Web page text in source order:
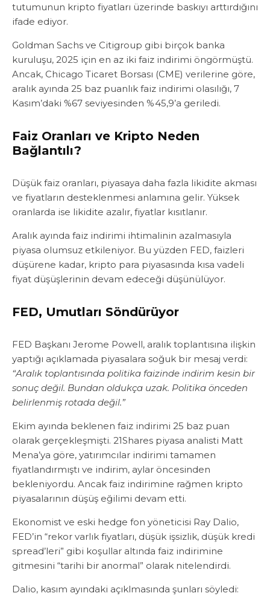
tutumunun kripto fiyatları üzerinde baskıyı arttırdığını
ifade ediyor.
Goldman Sachs ve Citigroup gibi birçok banka
kuruluşu, 2025 için en az iki faiz indirimi öngörmüştü.
Ancak, Chicago Ticaret Borsası (CME) verilerine göre,
aralık ayında 25 baz puanlık faiz indirimi olasılığı, 7
Kasım’daki %67 seviyesinden %45,9’a geriledi.
Faiz Oranları ve Kripto Neden
Bağlantılı?
Düşük faiz oranları, piyasaya daha fazla likidite akması
ve fiyatların desteklenmesi anlamına gelir. Yüksek
oranlarda ise likidite azalır, fiyatlar kısıtlanır.
Aralık ayında faiz indirimi ihtimalinin azalmasıyla
piyasa olumsuz etkileniyor. Bu yüzden FED, faizleri
düşürene kadar, kripto para piyasasında kısa vadeli
fiyat düşüşlerinin devam edeceği düşünülüyor.
FED, Umutları Söndürüyor
FED Başkanı Jerome Powell, aralık toplantısına ilişkin
yaptığı açıklamada piyasalara soğuk bir mesaj verdi:
“Aralık toplantısında politika faizinde indirim kesin bir
sonuç değil. Bundan oldukça uzak. Politika önceden
belirlenmiş rotada değil.”
Ekim ayında beklenen faiz indirimi 25 baz puan
olarak gerçekleşmişti. 21Shares piyasa analisti Matt
Mena’ya göre, yatırımcılar indirimi tamamen
fiyatlandırmıştı ve indirim, aylar öncesinden
bekleniyordu. Ancak faiz indirimine rağmen kripto
piyasalarının düşüş eğilimi devam etti.
Ekonomist ve eski hedge fon yöneticisi Ray Dalio,
FED’in “rekor varlık fiyatları, düşük işsizlik, düşük kredi
spread’leri” gibi koşullar altında faiz indirimine
gitmesini “tarihi bir anormal” olarak nitelendirdi.
Dalio, kasım ayındaki açıklmasında şunları söyledi: